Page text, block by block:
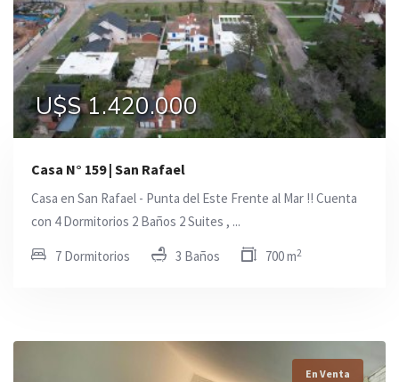
U$S 1.420.000
Casa N° 159 | San Rafael
Casa en San Rafael - Punta del Este Frente al Mar !! Cuenta
con 4 Dormitorios 2 Baños 2 Suites , ...
7 Dormitorios 3 Baños 700 m2
En Venta